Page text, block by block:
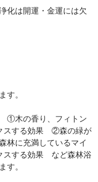
化は開運・金運には欠
す。
①木の香り、フィトン
スする効果 ②森の緑が
に充満しているマイ
スする効果 など森林浴
す。